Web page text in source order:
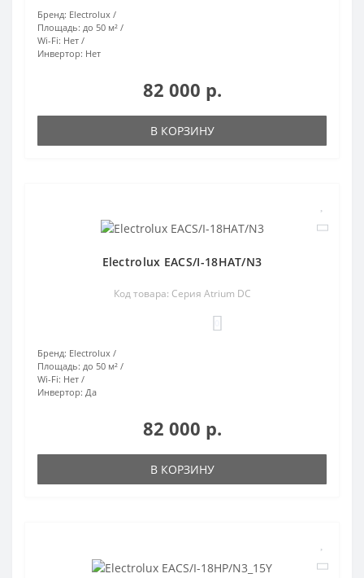
Бренд: Electrolux
Площадь: до 50 м²
Wi-Fi: Нет
Инвертор: Нет
82 000 р.
В КОРЗИНУ
Electrolux EACS/I-18HAT/N3
Код товара: Серия Atrium DC
Бренд: Electrolux
Площадь: до 50 м²
Wi-Fi: Нет
Инвертор: Да
82 000 р.
В КОРЗИНУ